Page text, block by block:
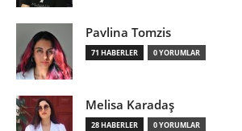
Pavlina Tomzis
71 HABERLER 0 YORUMLAR
Melisa Karadaş
28 HABERLER 0 YORUMLAR